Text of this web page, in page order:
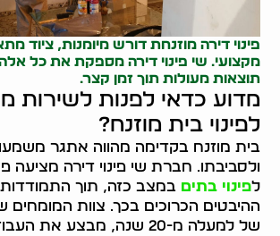
פינוי דירה מוזנחת דורש מיומנות, ציוד
מקצועי. שי פינוי דירה מספקת את כל
תוצאות מעולות תוך זמן קצר.
מדוע כדאי לפנות לשירות
לפינוי בית מוזנח?
בית מוזנח בקדימה מהווה אתגר
ולסביבתו. חברת שי פינוי דירה מציעה
לפינוי בתים במצב כזה, תוך
ההיבטים הכרוכים בכך. צוות המומחים
של למעלה מ-20 שנה, מבצע את